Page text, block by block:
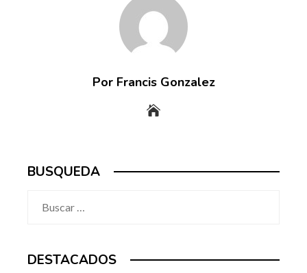
Por Francis Gonzalez
BUSQUEDA
DESTACADOS